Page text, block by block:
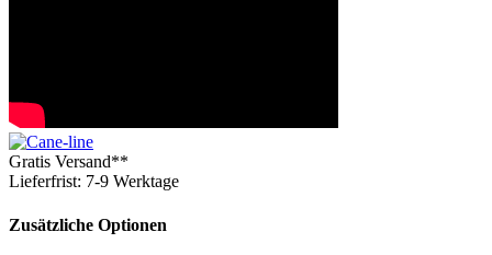
Gratis Versand**
Lieferfrist: 7-9 Werktage
Zusätzliche Optionen